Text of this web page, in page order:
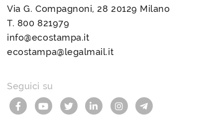
Via G. Compagnoni, 28 20129 Milano
T. 800 821979
info@ecostampa.it
ecostampa@legalmail.it
Seguici su